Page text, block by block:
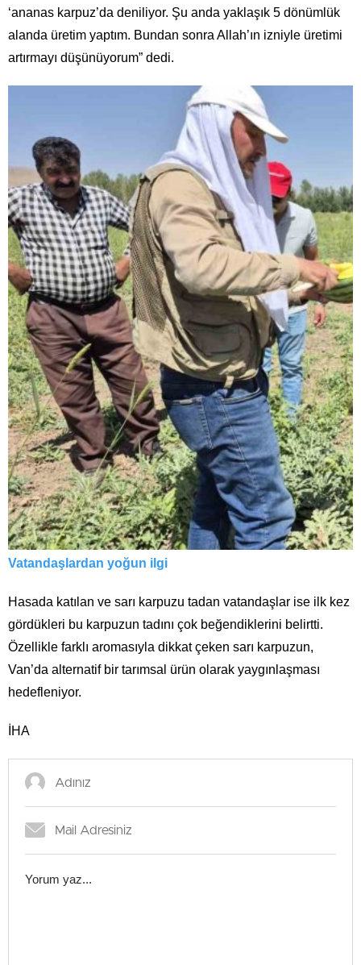
‘ananas karpuz’da deniliyor. Şu anda yaklaşık 5 dönümlük
alanda üretim yaptım. Bundan sonra Allah’ın izniyle üretimi
artırmayı düşünüyorum” dedi.
Vatandaşlardan yoğun ilgi
Hasada katılan ve sarı karpuzu tadan vatandaşlar ise ilk kez
gördükleri bu karpuzun tadını çok beğendiklerini belirtti.
Özellikle farklı aromasıyla dikkat çeken sarı karpuzun,
Van’da alternatif bir tarımsal ürün olarak yaygınlaşması
hedefleniyor.
İHA